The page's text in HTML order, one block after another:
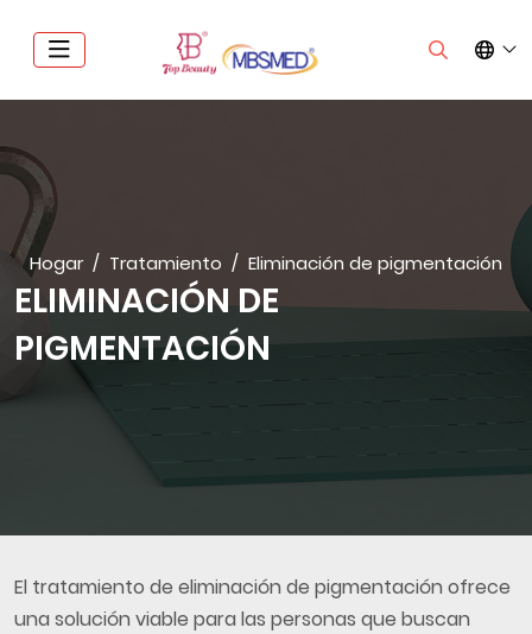
Hogar Tratamiento Eliminación de pigmentación
ELIMINACIÓN DE
PIGMENTACIÓN
El tratamiento de eliminación de pigmentación ofrece
una solución viable para las personas que buscan